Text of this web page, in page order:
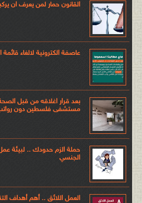
القانون حمار لمن يعرف ان
عاصفة الكترونية لالغاء قائمة
بعد قرار اغلاقه من قبل
مستشفى فلسطين دون
حملة الزم حدودك .. لبيئة
الجنسي
العمل اللائق .. أهم أهداف